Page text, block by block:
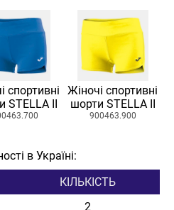
спортивні
STELLA II
Жіночі спортивні
шорти STELLA II
900463.900
в Україні:
КІЛЬКІСТЬ
2